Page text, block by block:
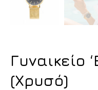
Γυναικείο
(Χρυσό)